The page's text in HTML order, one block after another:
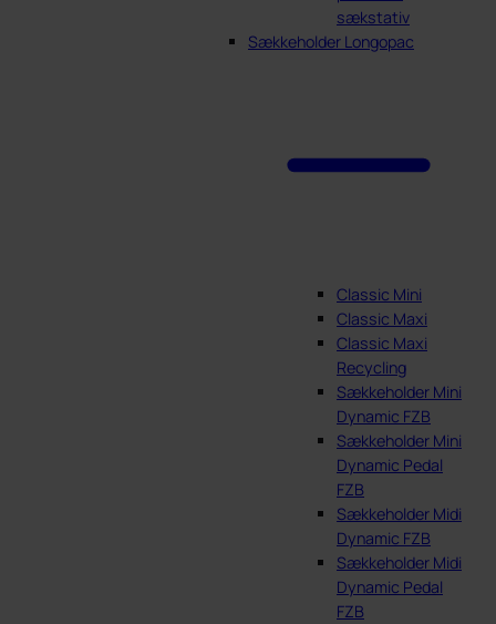
sækstativ
Sækkeholder Longopac
Classic Mini
Classic Maxi
Classic Maxi
Recycling
Sækkeholder Mini
Dynamic FZB
Sækkeholder Mini
Dynamic Pedal
FZB
Sækkeholder Midi
Dynamic FZB
Sækkeholder Midi
Dynamic Pedal
FZB